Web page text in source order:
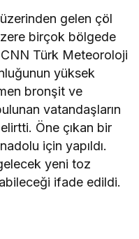
gelen çöl
birçok bölgede
Türk Meteoroloji
yüksek
bronşit ve
vatandaşların
Öne çıkan bir
için yapıldı.
yeni toz
ifade edildi.